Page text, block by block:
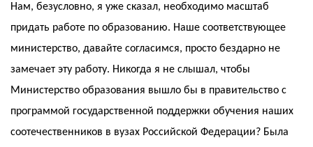
Нам, безусловно, я уже сказал, необходимо масштаб
придать работе по образованию. Наше соответствующее
министерство, давайте согласимся, просто бездарно не
замечает эту работу. Никогда я не слышал, чтобы
Министерство образования вышло бы в правительство с
программой государственной поддержки обучения наших
соотечественников в вузах Российской Федерации? Была